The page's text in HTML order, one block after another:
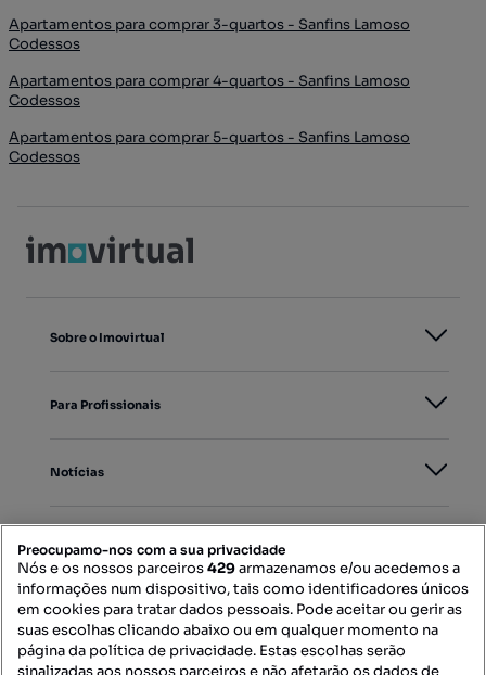
Apartamentos para comprar 3-quartos - Sanfins Lamoso
Codessos
Apartamentos para comprar 4-quartos - Sanfins Lamoso
Codessos
Apartamentos para comprar 5-quartos - Sanfins Lamoso
Codessos
Sobre o Imovirtual
Para Profissionais
Notícias
Mapa do Site
Preocupamo-nos com a sua privacidade
Nós e os nossos parceiros429armazenamos e/ou acedemos a
informações num dispositivo, tais como identificadores únicos
em cookies para tratar dados pessoais. Pode aceitar ou gerir as
suas escolhas clicando abaixo ou em qualquer momento na
página da política de privacidade. Estas escolhas serão
sinalizadas aos nossos parceiros e não afetarão os dados de